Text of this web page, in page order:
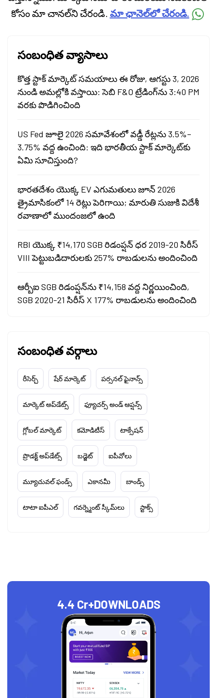
కోసం మా చానల్‌ని చేరండి. మా ఛానెల్‌లో చేరండి.
సంబంధిత వ్యాసాలు
కొత్త స్టాక్ మార్కెట్ సమయాలు ఈ రోజు, ఆగస్టు 3, 2026
నుండి అమల్లోకి వస్తాయి: సెబి F&O ట్రేడింగ్‌ను 3:40 PM
వరకు పొడిగించింది
US Fed జూలై 2026 సమావేశంలో వడ్డీ రేట్లను 3.5%–
3.75% వద్ద ఉంచింది: ఇది భారతీయ స్టాక్ మార్కెట్‌కు
ఏమి సూచిస్తుంది?
భారతదేశం యొక్క EV ఎగుమతులు జూన్ 2026
త్రైమాసికంలో 14 రెట్లు పెరిగాయి; మారుతి సుజుకి విదేశీ
రవాణాలో ముందంజలో ఉంది
RBI యొక్క ₹14,170 SGB రిడంప్షన్ ధర 2019-20 సిరీస్
VIII పెట్టుబడిదారులకు 257% రాబడులను అందించింది
ఆర్బీఐ SGB రిడంప్షన్‌ను ₹14,158 వద్ద నిర్ణయించింది,
SGB 2020-21 సిరీస్ X 177% రాబడులను అందించింది
సంబంధిత వర్గాలు
రీసెర్చ్ షేర్ మార్కెట్ పర్సనల్ ఫైనాన్స్
మార్కెట్ అప్‌డేట్స్ ఫ్యూచర్స్ అండ్ ఆప్షన్స్
గ్లోబల్ మార్కెట్ కమోడిటీస్ టాక్సేషన్
ప్రొడక్ట్ అప్‌డేట్స్ బడ్జెట్ ఐపీవోలు
మ్యూచువల్ ఫండ్స్ ఎకానమీ బాండ్స్
టాటా ఐపీఎల్ గవర్న్మెంట్ స్కీమ్‌లు స్టాక్స్
4.4 Cr+DOWNLOADS